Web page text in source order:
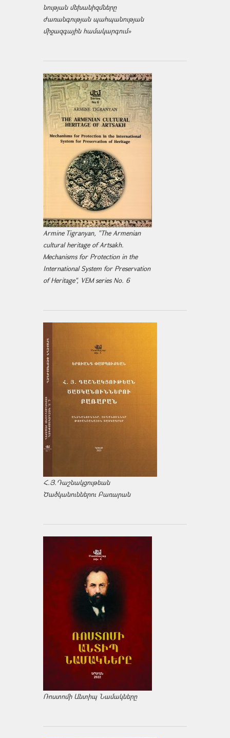
նության մեխանիզմները
ժառանգության պահպանության
միջազ­գային համակարգում»
Armine Tigranyan, "The Armenian
cultural heritage of Artsakh.
Mechanisms for Protection in the
International System for Preservation
of Heritage", VEM series No. 6
Հ.Յ.Դաշնակցութեան
Ծածկանուններու Բառարան
Ռոստոմի Անտիպ Նամակները